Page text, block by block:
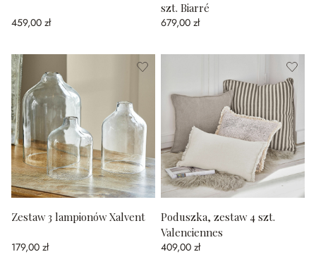
459,00 zł
szt. Biarré
679,00 zł
Zestaw 3 lampionów Xalvent
179,00 zł
Poduszka, zestaw 4 szt.
Valenciennes
409,00 zł